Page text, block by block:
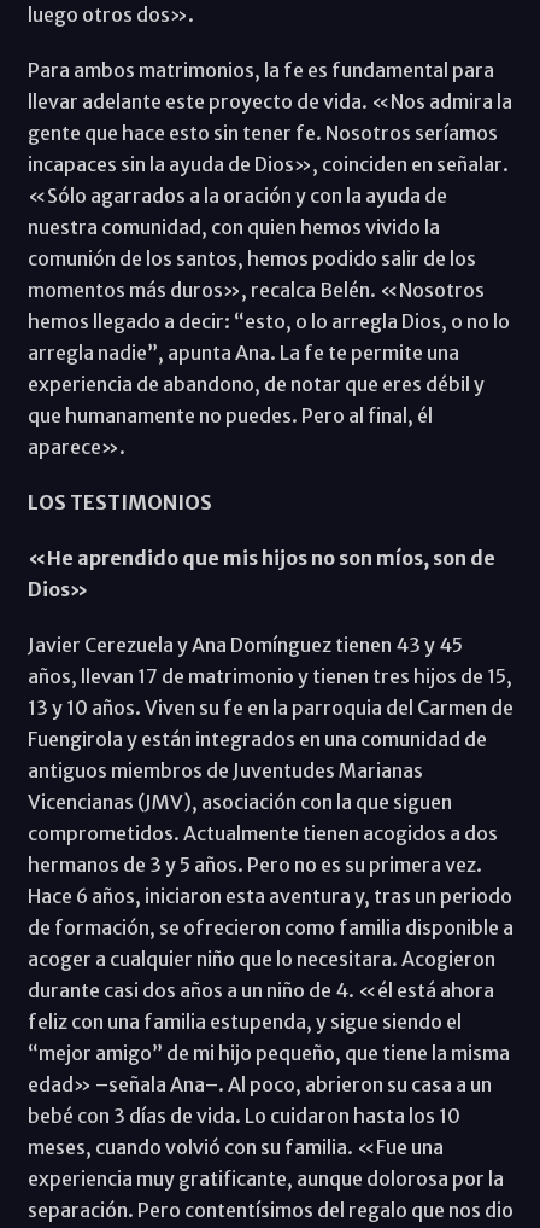
luego otros dos».
Para ambos matrimonios, la fe es fundamental para
llevar adelante este proyecto de vida. «Nos admira la
gente que hace esto sin tener fe. Nosotros seríamos
incapaces sin la ayuda de Dios», coinciden en señalar.
«Sólo agarrados a la oración y con la ayuda de
nuestra comunidad, con quien hemos vivido la
comunión de los santos, hemos podido salir de los
momentos más duros», recalca Belén. «Nosotros
hemos llegado a decir: “esto, o lo arregla Dios, o no lo
arregla nadie”, apunta Ana. La fe te permite una
experiencia de abandono, de notar que eres débil y
que humanamente no puedes. Pero al final, él
aparece».
LOS TESTIMONIOS
«He aprendido que mis hijos no son míos, son de
Dios»
Javier Cerezuela y Ana Domínguez tienen 43 y 45
años, llevan 17 de matrimonio y tienen tres hijos de 15,
13 y 10 años. Viven su fe en la parroquia del Carmen de
Fuengirola y están integrados en una comunidad de
antiguos miembros de Juventudes Marianas
Vicencianas (JMV), asociación con la que siguen
comprometidos. Actualmente tienen acogidos a dos
hermanos de 3 y 5 años. Pero no es su primera vez.
Hace 6 años, iniciaron esta aventura y, tras un periodo
de formación, se ofrecieron como familia disponible a
acoger a cualquier niño que lo necesitara. Acogieron
durante casi dos años a un niño de 4. «él está ahora
feliz con una familia estupenda, y sigue siendo el
“mejor amigo” de mi hijo pequeño, que tiene la misma
edad» –señala Ana–. Al poco, abrieron su casa a un
bebé con 3 días de vida. Lo cuidaron hasta los 10
meses, cuando volvió con su familia. «Fue una
experiencia muy gratificante, aunque dolorosa por la
separación. Pero contentísimos del regalo que nos dio